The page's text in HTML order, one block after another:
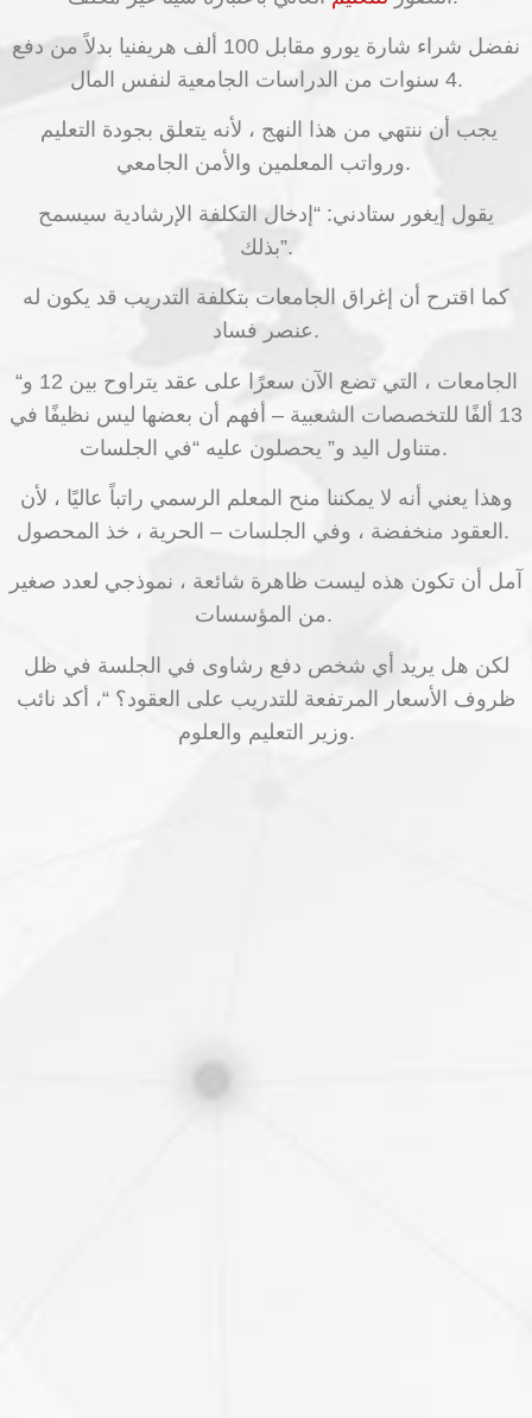
نفضل شراء شارة يورو مقابل 100 ألف هريفنيا بدلاً من دفع
4 سنوات من الدراسات الجامعية لنفس المال.
ورواتب المعلمين والأمن الجامعي.
يقول إيغور ستادني: “إدخال التكلفة الإرشادية سيسمح
بذلك”.
كما اقترح أن إغراق الجامعات بتكلفة التدريب قد يكون له
عنصر فساد.
“الجامعات ، التي تضع الآن سعرًا على عقد يتراوح بين 12 و
13 ألفًا للتخصصات الشعبية – أفهم أن بعضها ليس نظيفًا في
متناول اليد و” يحصلون عليه “في الجلسات.
وهذا يعني أنه لا يمكننا منح المعلم الرسمي راتباً عاليًا ، لأن
العقود منخفضة ، وفي الجلسات – الحرية ، خذ المحصول.
آمل أن تكون هذه ليست ظاهرة شائعة ، نموذجي لعدد صغير
من المؤسسات.
لكن هل يريد أي شخص دفع رشاوى في الجلسة في ظل
ظروف الأسعار المرتفعة للتدريب على العقود؟ “، أكد نائب
وزير التعليم والعلوم.